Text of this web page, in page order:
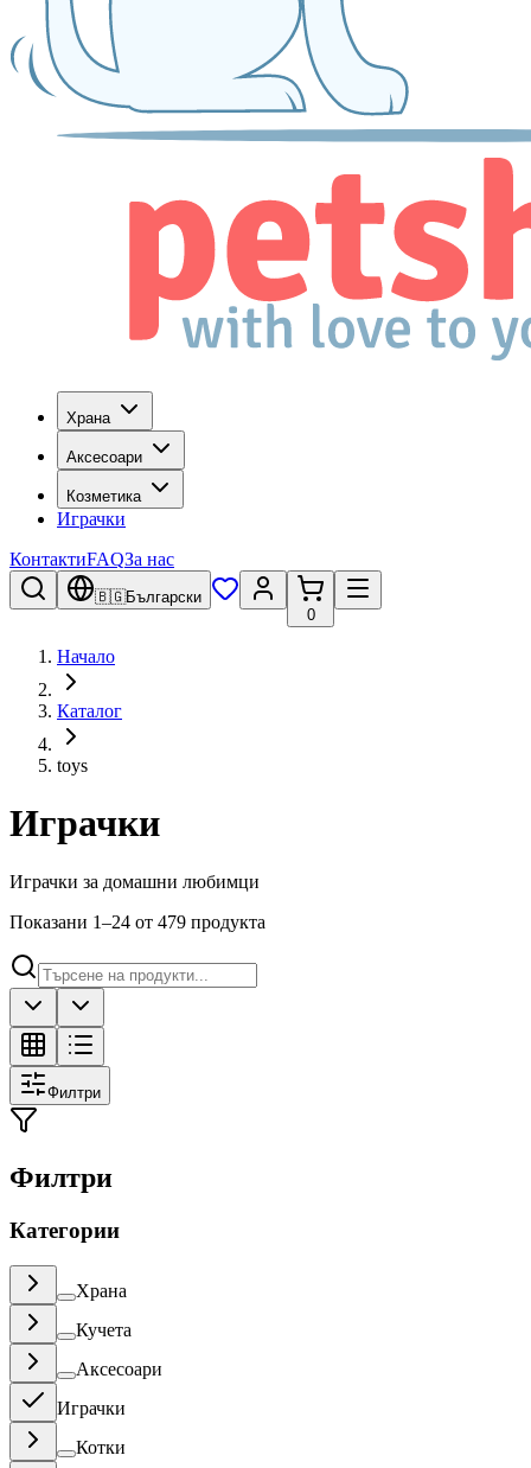
Храна
Аксесоари
Козметика
Играчки
КонтактиFAQЗа нас
🇧🇬Български
0
Начало
Каталог
toys
Играчки
Играчки за домашни любимци
Показани 1–24 от 479 продукта
Филтри
Филтри
Категории
Храна
Кучета
Аксесоари
Играчки
Котки